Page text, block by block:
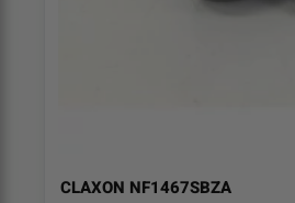
CLAXON NF1467SBZA